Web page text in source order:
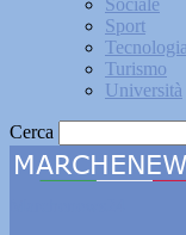
Sociale
Sport
Turismo
Università
Cerca